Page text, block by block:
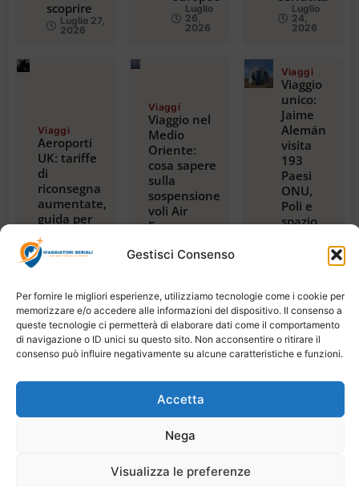
Gestisci Consenso
Per fornire le migliori esperienze, utilizziamo tecnologie come i cookie per
memorizzare e/o accedere alle informazioni del dispositivo. Il consenso a
queste tecnologie ci permetterà di elaborare dati come il comportamento
di navigazione o ID unici su questo sito. Non acconsentire o ritirare il
consenso può influire negativamente su alcune caratteristiche e funzioni.
Accetta
Nega
Visualizza le preferenze
scoprire
Luglio 27,
2026
Luglio
26,
2026
Luglio
24,
2026
Viaggi
Aeroporti
UK: tariffe
di
riconsegna
aumentate,
guida per
viaggiatori
2024
Luglio 23,
Viaggi
Viaggio nel
Medio
Oriente:
cosa sapere
sulla
sospensione
voli Air
France per
Dubai e
2026
Viaggi
Viaggio
unico:
Jaime
Alemán
visita
193
Paesi
ONU,
Poli e
spazio,
Tanzania
Luglio
21,
2026
Digiweb